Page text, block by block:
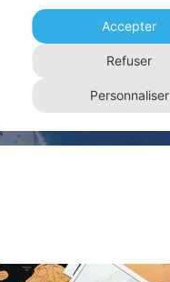
délais de visa
Home
Accepter
Refuser
Personnaliser